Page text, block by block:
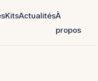
KitsActualitésÀ
propos